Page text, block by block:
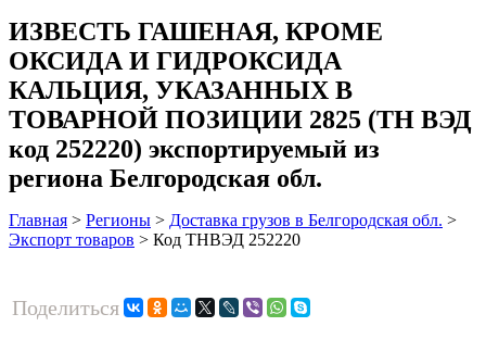
ИЗВЕСТЬ ГАШЕНАЯ, КРОМЕ
ОКСИДА И ГИДРОКСИДА
КАЛЬЦИЯ, УКАЗАННЫХ В
ТОВАРНОЙ ПОЗИЦИИ 2825 (ТН ВЭД
код 252220) экспортируемый из
региона Белгородская обл.
Главная > Регионы > Доставка грузов в Белгородская обл. >
Экспорт товаров > Код ТНВЭД 252220
Поделиться